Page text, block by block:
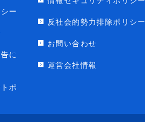
ー
に
ポ
反社会的勢力排除ポリシー
お問い合わせ
運営会社情報